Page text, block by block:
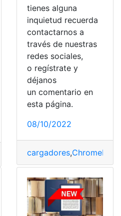
Cable,Caída,Componentes
tienes alguna
inquietud recuerda
contactarnos a
través de nuestras
redes sociales,
o regístrate y
déjanos
un comentario en
esta página.
08/10/2022
cargadores,